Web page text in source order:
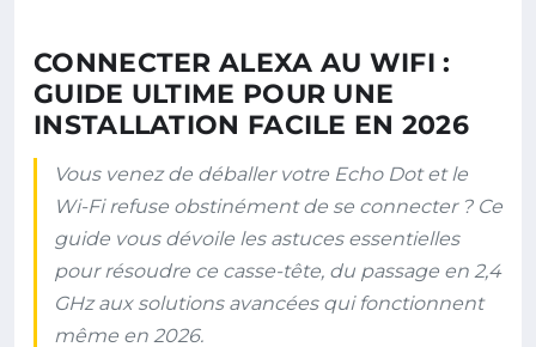
CONNECTER ALEXA AU WIFI :
GUIDE ULTIME POUR UNE
INSTALLATION FACILE EN 2026
Vous venez de déballer votre Echo Dot et le
Wi-Fi refuse obstinément de se connecter ? Ce
guide vous dévoile les astuces essentielles
pour résoudre ce casse-tête, du passage en 2,4
GHz aux solutions avancées qui fonctionnent
même en 2026.